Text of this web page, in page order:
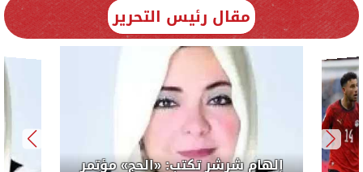
مقال رئيس التحرير
إلهام
الوحدة السنوى